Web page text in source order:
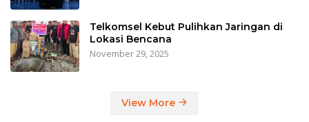
Telkomsel Kebut Pulihkan Jaringan di
Lokasi Bencana
November 29, 2025
View More